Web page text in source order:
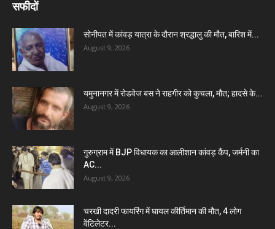
सफीदों
सोनीपत में कांवड़ यात्रा के दौरान श्रद्धालु की मौत, बारिश में...
August 9, 2026
यमुनानगर में रोडवेज बस ने राहगीर को कुचला, मौत; हादसे के...
August 9, 2026
गुरुग्राम में BJP विधायक का आलीशान कांवड़ कैंप, जर्मनी का
AC...
August 9, 2026
चरखी दादरी फायरिंग में घायल कीर्तिमान की मौत, 4 लोग
वेंटिलेटर...